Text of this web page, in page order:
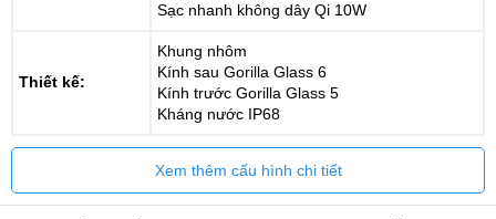
Sạc nhanh không dây Qi 10W
Thiết kế:
Khung nhôm
Kính sau Gorilla Glass 6
Kính trước Gorilla Glass 5
Kháng nước IP68
Xem thêm cấu hình chi tiết